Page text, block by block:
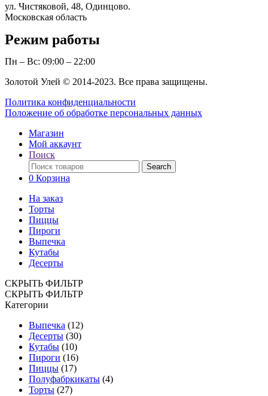
ул. Чистяковой, 48, Одинцово.
Московская область
Режим работы
Пн – Вс: 09:00 – 22:00
Золотой Улей © 2014-2023. Все права защищены.
Политика конфиденциальности
Положение об обработке персональных данных
Магазин
Мой аккаунт
Поиск
Поиск
по:
Search
0 Корзина
На заказ
Торты
Пиццы
Пироги
Выпечка
Кутабы
Десерты
СКРЫТЬ ФИЛЬТР
СКРЫТЬ ФИЛЬТР
Категории
Выпечка (12)
Десерты (30)
Кутабы (10)
Пироги (16)
Пиццы (17)
Полуфабркикаты (4)
Торты (27)